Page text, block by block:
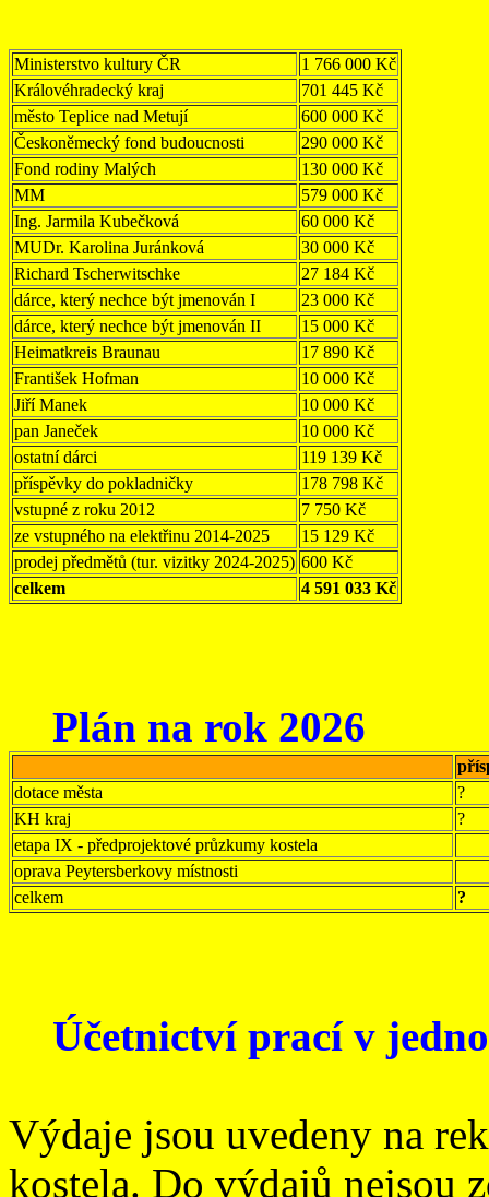
Ministerstvo kultury ČR
1 766 000 Kč
Královéhradecký kraj
701 445 Kč
město Teplice nad Metují
600 000 Kč
Českoněmecký fond budoucnosti
290 000 Kč
Fond rodiny Malých
130 000 Kč
MM
579 000 Kč
Ing. Jarmila Kubečková
60 000 Kč
MUDr. Karolina Juránková
30 000 Kč
Richard Tscherwitschke
27 184 Kč
dárce, který nechce být jmenován I
23 000 Kč
dárce, který nechce být jmenován II
15 000 Kč
Heimatkreis Braunau
17 890 Kč
František Hofman
10 000 Kč
Jiří Manek
10 000 Kč
pan Janeček
10 000 Kč
ostatní dárci
119 139 Kč
příspěvky do pokladničky
178 798 Kč
vstupné z roku 2012
7 750 Kč
ze vstupného na elektřinu 2014-2025
15 129 Kč
prodej předmětů (tur. vizitky 2024-2025) 600 Kč
celkem
4 591 033 Kč
Plán na rok 2026
dotace města
?
KH kraj
?
etapa IX - předprojektové průzkumy kostela
oprava Peytersberkovy místnosti
celkem
?
Účetnictví prací v
Výdaje jsou uvedeny na
kostela. Do výdajů nejsou